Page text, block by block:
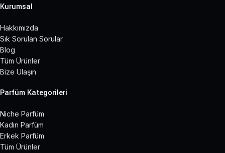
Kurumsal
Hakkımızda
Sık Sorulan Sorular
Blog
Tüm Ürünler
Bize Ulaşın
Parfüm Kategorileri
Niche Parfüm
Kadın Parfüm
Erkek Parfüm
Tüm Ürünler